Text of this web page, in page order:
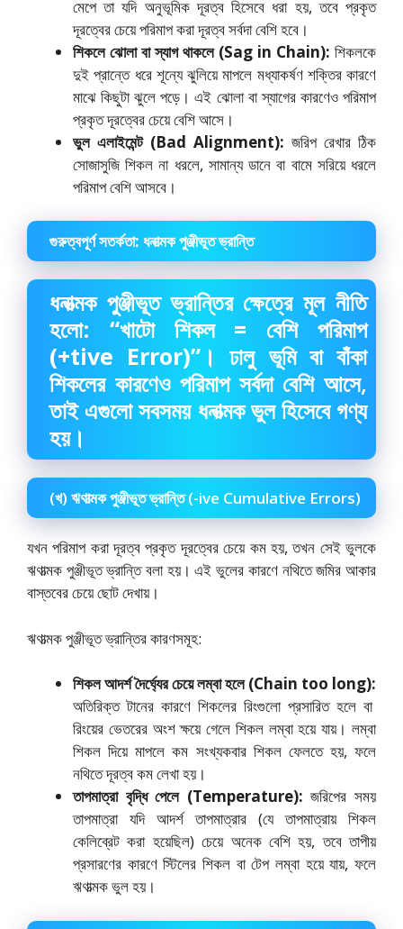
মেপে তা যদি অনুভূমিক দূরত্ব হিসেবে ধরা হয়, তবে প্রকৃত
দূরত্বের চেয়ে পরিমাপ করা দূরত্ব সর্বদা বেশি হবে।
শিকলে ঝোলা বা স্যাগ থাকলে (Sag in Chain): শিকলকে
দুই প্রান্তে ধরে শূন্যে ঝুলিয়ে মাপলে মধ্যাকর্ষণ শক্তির কারণে
মাঝে কিছুটা ঝুলে পড়ে। এই ঝোলা বা স্যাগের কারণেও পরিমাপ
প্রকৃত দূরত্বের চেয়ে বেশি আসে।
ভুল এলাইমেন্ট (Bad Alignment): জরিপ রেখার ঠিক
সোজাসুজি শিকল না ধরলে, সামান্য ডানে বা বামে সরিয়ে ধরলে
পরিমাপ বেশি আসবে।
গুরুত্বপূর্ণ সতর্কতা: ধনাত্মক পুঞ্জীভূত ভ্রান্তি
ধনাত্মক পুঞ্জীভূত ভ্রান্তির ক্ষেত্রে মূল নীতি
হলো: “খাটো শিকল = বেশি পরিমাপ
(+tive Error)” । ঢালু ভূমি বা বাঁকা
শিকলের কারণেও পরিমাপ সর্বদা বেশি আসে,
তাই এগুলো সবসময় ধনাত্মক ভুল হিসেবে গণ্য
হয়।
(খ) ঋণাত্মক পুঞ্জীভূত ভ্রান্তি (-ive Cumulative Errors)
যখন পরিমাপ করা দূরত্ব প্রকৃত দূরত্বের চেয়ে কম হয়, তখন সেই ভুলকে
ঋণাত্মক পুঞ্জীভূত ভ্রান্তি বলা হয়। এই ভুলের কারণে নথিতে জমির আকার
বাস্তবের চেয়ে ছোট দেখায়।
ঋণাত্মক পুঞ্জীভূত ভ্রান্তির কারণসমূহ:
শিকল আদর্শ দৈর্ঘ্যের চেয়ে লম্বা হলে (Chain too long):
অতিরিক্ত টানের কারণে শিকলের রিংগুলো প্রসারিত হলে বা
রিংয়ের ভেতরের অংশ ক্ষয়ে গেলে শিকল লম্বা হয়ে যায়। লম্বা
শিকল দিয়ে মাপলে কম সংখ্যকবার শিকল ফেলতে হয়, ফলে
নথিতে দূরত্ব কম লেখা হয়।
তাপমাত্রা বৃদ্ধি পেলে (Temperature): জরিপের সময়
তাপমাত্রা যদি আদর্শ তাপমাত্রার (যে তাপমাত্রায় শিকল
কেলিব্রেট করা হয়েছিল) চেয়ে অনেক বেশি হয়, তবে তাপীয়
প্রসারণের কারণে স্টিলের শিকল বা টেপ লম্বা হয়ে যায়, ফলে
ঋণাত্মক ভুল হয়।